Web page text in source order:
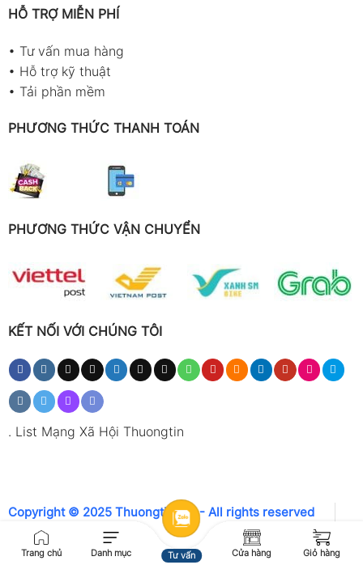
HỖ TRỢ MIỄN PHÍ
• Tư vấn mua hàng
• Hỗ trợ kỹ thuật
• Tải phần mềm
PHƯƠNG THỨC THANH TOÁN
PHƯƠNG THỨC VẬN CHUYỂN
KẾT NỐI VỚI CHÚNG TÔI
. List Mạng Xã Hội Thuongtin
Copyright © 2025 Thuongtin.net - All rights reserved
Trang chủ Danh mục Tư vấn Cửa hàng Giỏ hàng